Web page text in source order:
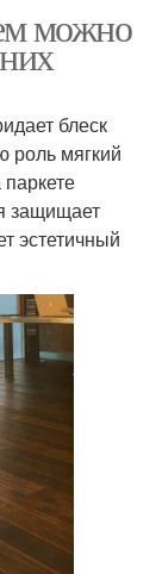
можно
блеск
роль мягкий
защищает
эстетичный